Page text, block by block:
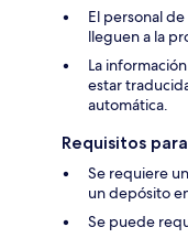
El personal
lleguen a la
La
estar
automática.
Requisitos
Se requiere
un depósito
Se puede